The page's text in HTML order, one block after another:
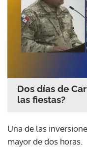
Dos días de
las fiestas?
Una de las
mayor de dos horas.